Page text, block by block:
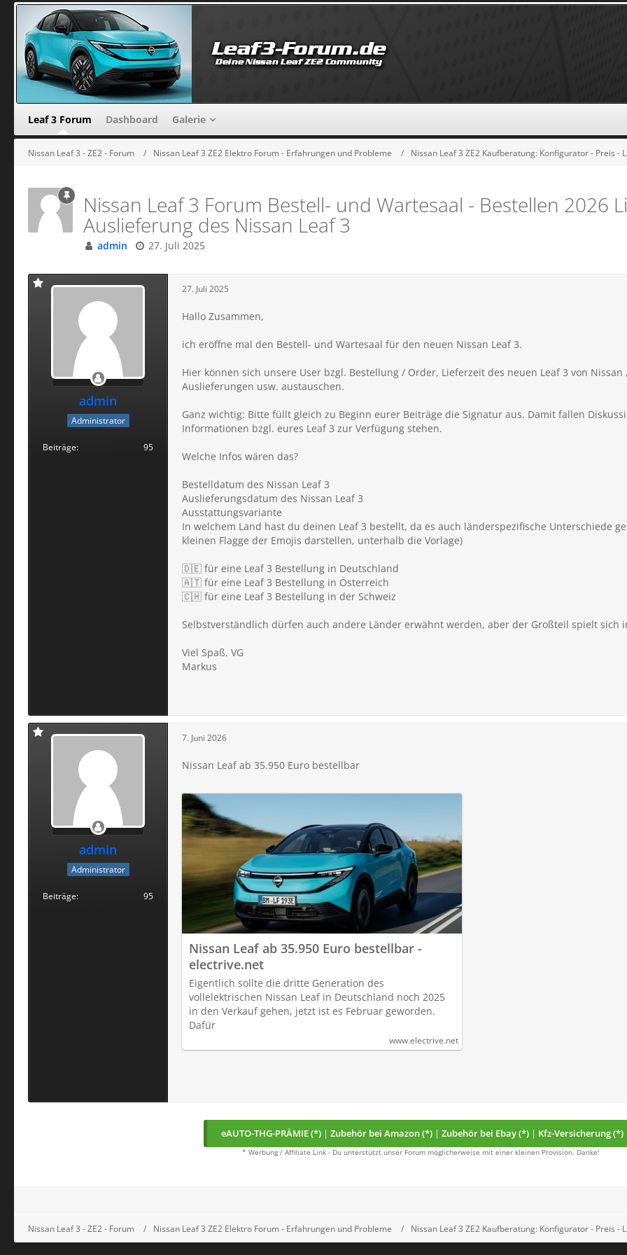
Leaf 3 Forum Dashboard Galerie
Nissan Leaf 3 - ZE2 - Forum Nissan Leaf 3 ZE2 Elektro Forum - Erfahrungen und Probleme Nissan Leaf 3 ZE2 Kaufberatung: Konfigurator - Preis -
Nissan Leaf 3 Forum Bestell- und Wartesaal - Bestellen 2026
Auslieferung des Nissan Leaf 3
admin 27. Juli 2025
admin
Administrator
Beiträge 95
27. Juli 2025
Hallo Zusammen,
ich eröffne mal den Bestell- und Wartesaal für den neuen Nissan Leaf 3.
Hier können sich unsere User bzgl. Bestellung / Order, Lieferzeit des neuen Leaf 3 von Nissan
Auslieferungen usw. austauschen.
Ganz wichtig: Bitte füllt gleich zu Beginn eurer Beiträge die Signatur aus. Damit fallen
Informationen bzgl. eures Leaf 3 zur Verfügung stehen.
Welche Infos wären das?
Bestelldatum des Nissan Leaf 3
Auslieferungsdatum des Nissan Leaf 3
Ausstattungsvariante
In welchem Land hast du deinen Leaf 3 bestellt, da es auch länderspezifische Unterschiede
kleinen Flagge der Emojis darstellen, unterhalb die Vorlage)
🇩🇪 für eine Leaf 3 Bestellung in Deutschland
🇦🇹 für eine Leaf 3 Bestellung in Österreich
🇨🇭 für eine Leaf 3 Bestellung in der Schweiz
Selbstverständlich dürfen auch andere Länder erwähnt werden, aber der Großteil spielt sich
Viel Spaß. VG
Markus
admin
Administrator
Beiträge 95
7. Juni 2026
Nissan Leaf ab 35.950 Euro bestellbar
Nissan Leaf ab 35.950 Euro bestellbar -
electrive.net
Eigentlich sollte die dritte Generation des
vollelektrischen Nissan Leaf in Deutschland noch 2025
in den Verkauf gehen, jetzt ist es Februar geworden.
Dafür
www.electrive.net
eAUTO-THG-PRÄMIE (*) | Zubehör bei Amazon (*) | Zubehör bei Ebay (*) | Kfz-Versicherung (*)
* Werbung / Affiliate Link - Du unterstützt unser Forum möglicherweise mit einer kleinen Provision. Danke!
Nissan Leaf 3 - ZE2 - Forum Nissan Leaf 3 ZE2 Elektro Forum - Erfahrungen und Probleme Nissan Leaf 3 ZE2 Kaufberatung: Konfigurator - Preis -